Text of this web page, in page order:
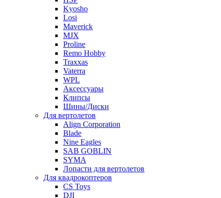
Kyosho
Losi
Maverick
MJX
Proline
Remo Hobby
Traxxas
Vaterra
WPL
Аксессуары
Клипсы
Шины/Диски
Для вертолетов
Align Corporation
Blade
Nine Eagles
SAB GOBLIN
SYMA
Лопасти для вертолетов
Для квадрокоптеров
CS Toys
DJI